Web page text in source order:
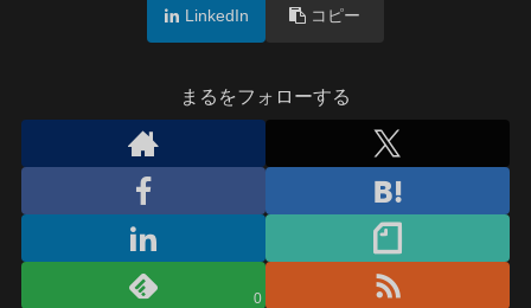
LinkedIn コピー
まるをフォローする
0